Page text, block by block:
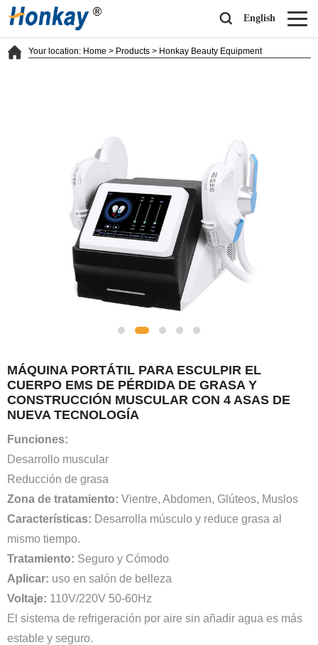
English
Your location: Home > Products > Honkay Beauty Equipment
MÁQUINA PORTÁTIL PARA ESCULPIR EL
CUERPO EMS DE PÉRDIDA DE GRASA Y
CONSTRUCCIÓN MUSCULAR CON 4 ASAS DE
NUEVA TECNOLOGÍA
Funciones:
Desarrollo muscular
Reducción de grasa
Zona de tratamiento: Vientre, Abdomen, Glúteos, Muslos
Características: Desarrolla músculo y reduce grasa al
mismo tiempo.
Tratamiento: Seguro y Cómodo
Aplicar: uso en salón de belleza
Voltaje: 110V/220V 50-60Hz
El sistema de refrigeración por aire sin añadir agua es más
estable y seguro.